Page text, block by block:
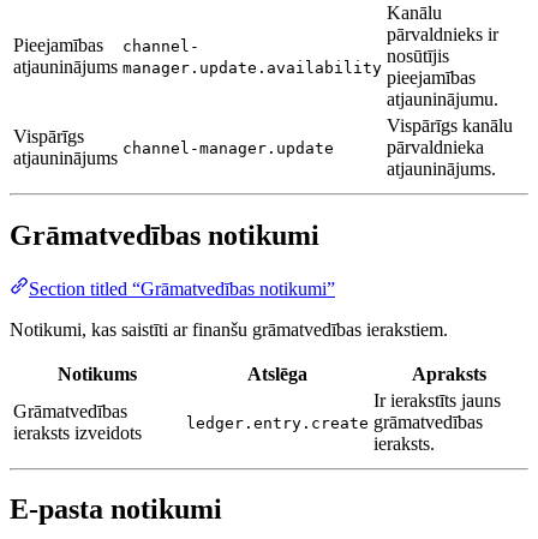
Pieejamības
atjauninājums
channel-
manager.update.availability
Kanālu
pārvaldnieks ir
nosūtījis
pieejamības
atjauninājumu.
Vispārīgs
atjauninājums channel-manager.update
Vispārīgs kanālu
pārvaldnieka
atjauninājums.
Grāmatvedības notikumi
Section titled “Grāmatvedības notikumi”
Notikumi, kas saistīti ar finanšu grāmatvedības ierakstiem.
Notikums Atslēga
Apraksts
Grāmatvedības
ieraksts izveidots
ledger.entry.create
Ir ierakstīts jauns
grāmatvedības
ieraksts.
E-pasta notikumi